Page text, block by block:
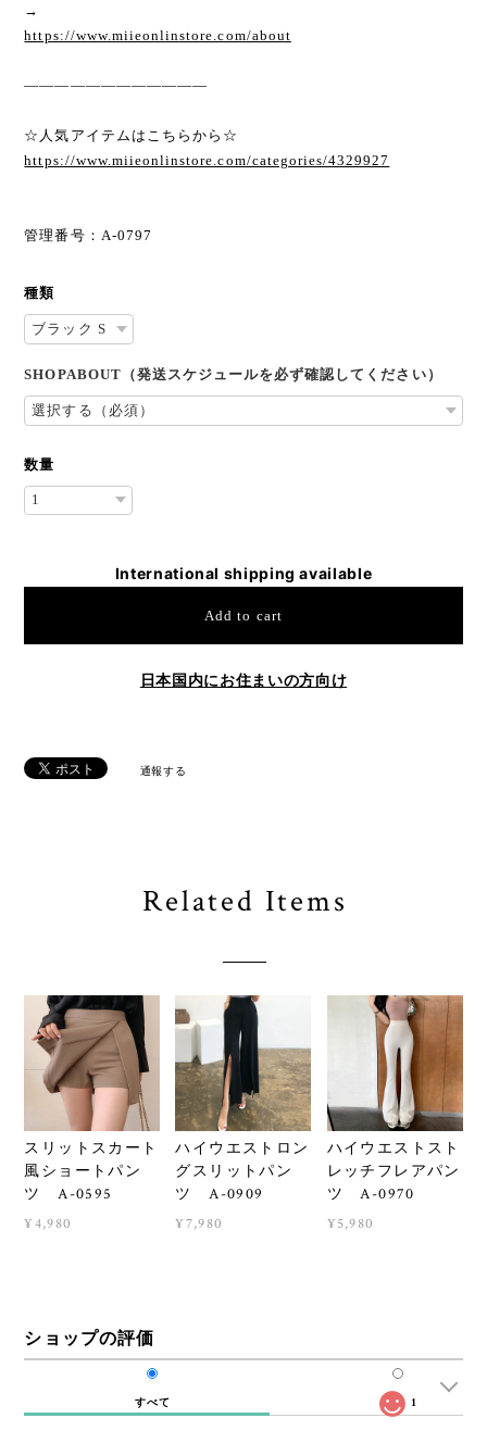
→
https://www.miieonlinstore.com/about
————————————
☆人気アイテムはこちらから☆
https://www.miieonlinstore.com/categories/4329927
管理番号：A-0797
種類
SHOPABOUT（発送スケジュールを必ず確認してください）
数量
International shipping available
Add to cart
日本国内にお住まいの方向け
通報する
Related Items
スリットスカート
風ショートパン
ツ A-0595
¥4,980
ハイウエストロン
グスリットパン
ツ A-0909
¥7,980
ハイウエストスト
レッチフレアパン
ツ A-0970
¥5,980
ショップの評価
すべて 1